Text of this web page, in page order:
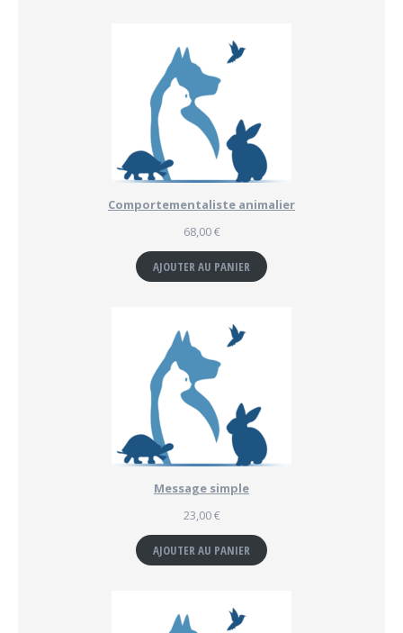
Comportementaliste animalier
68,00€
AJOUTER AU PANIER
Message simple
23,00€
AJOUTER AU PANIER